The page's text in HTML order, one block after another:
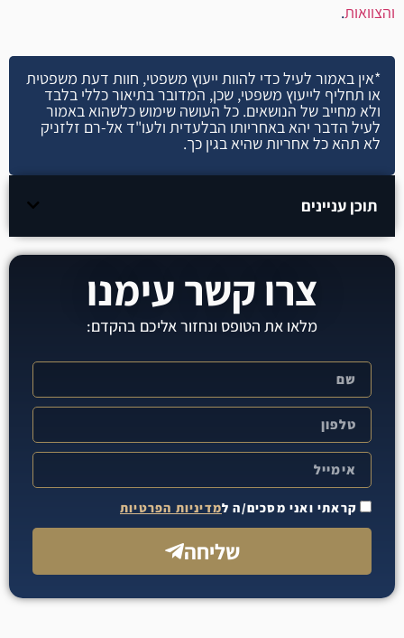
והצוואות.
*אין באמור לעיל כדי להוות ייעוץ משפטי, חוות דעת משפטית
או תחליף לייעוץ משפטי, שכן, המדובר בתיאור כללי בלבד
ולא מחייב של הנושאים. כל העושה שימוש כלשהוא באמור
לעיל הדבר יהא באחריותו הבלעדית ולעו"ד אל-רם זלזניק
לא תהא כל אחריות שהיא בגין כך.
תוכן עניינים
צרו קשר עימנו
מלאו את הטופס ונחזור אליכם בהקדם:
קראתי ואני מסכים/ה למדיניות הפרטיות
שליחה